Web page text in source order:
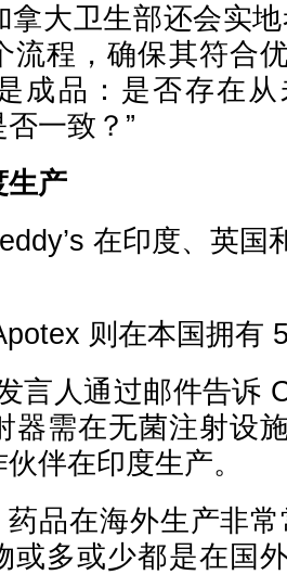
拿大卫生部还会实
流程，确保其符合
成品：是否存在
一致？”
生产
在印度、英国
则在本国拥有
言人通过邮件告诉
器需在无菌注射设
伴在印度生产。
品在海外生产非
或多或少都是在国